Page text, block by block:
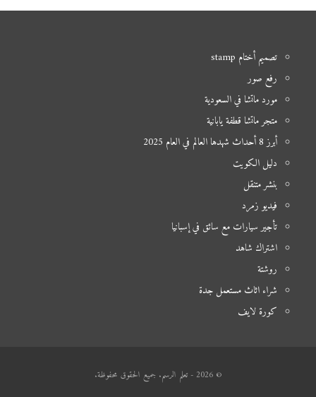
تصميم أختام stamp
رفع صور
مورد ماتشا في السعودية
متجر ماتشا قطفة يابانية
أبرز 8 أحداث شهدها العالم في العام 2025
دليل الكويت
بنشر متنقل
فيديو زمرد
تأجير سيارات مع سائق في إسبانيا
اشتراك شاهد
روشتة
شراء اثاث مستعمل جدة
كورة لايف
© 2026 - تعلم الرسم. جميع الحقوق محفوظة.